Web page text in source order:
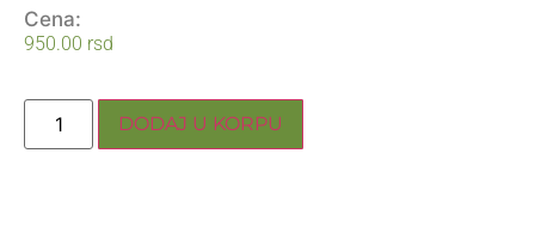
Cena:
950.00 rsd
DODAJ U KORPU